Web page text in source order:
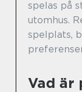
spelas på
utomhus.
spelplats,
Vad är